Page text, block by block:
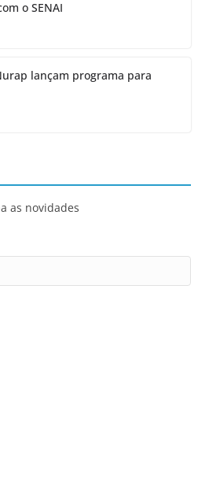
o SENAI
lançam programa para
as novidades